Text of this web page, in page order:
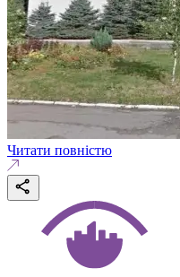
Читати повністю